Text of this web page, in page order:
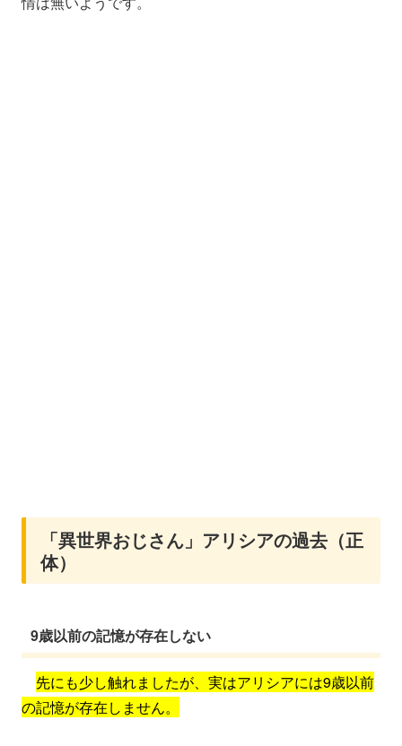
「異世界おじさん」アリシアの過去（正
体）
9歳以前の記憶が存在しない
先にも少し触れましたが、実はアリシアには9歳以前
の記憶が存在しません。